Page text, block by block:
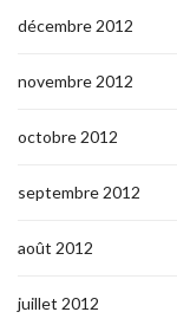
décembre 2012
novembre 2012
octobre 2012
septembre 2012
août 2012
juillet 2012